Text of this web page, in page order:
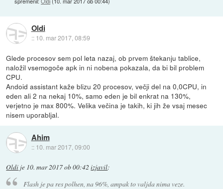
Oldi
:: 10. mar 2017, 08:59
Glede procesov sem pol leta nazaj, ob prvem štekanju tablice,
naložil vsemogoče apk in ni nobena pokazala, da bi bil problem
CPU.
Andoid assistant kaže blizu 20 procesov, večji del na 0,0CPU, in
eden ali 2 na nekaj 10%, samo eden je bil enkrat na 130%,
verjetno je max 800%. Velika večina je takih, ki jih že vsaj mesec
nisem uporabljal.
Ahim
:: 10. mar 2017, 09:00
Oldi je 10. mar 2017 ob 00:42 izjavil:
Flash je pa res polhen, na 96%, ampak to valjda nima veze.